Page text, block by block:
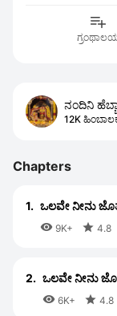
ನಂದಿನಿ
12K
Chapters
1. ಒಲವೇ ನೀನು
 9K+  4.8
2. ಒಲವೇ ನೀನು
 6K+  4.8